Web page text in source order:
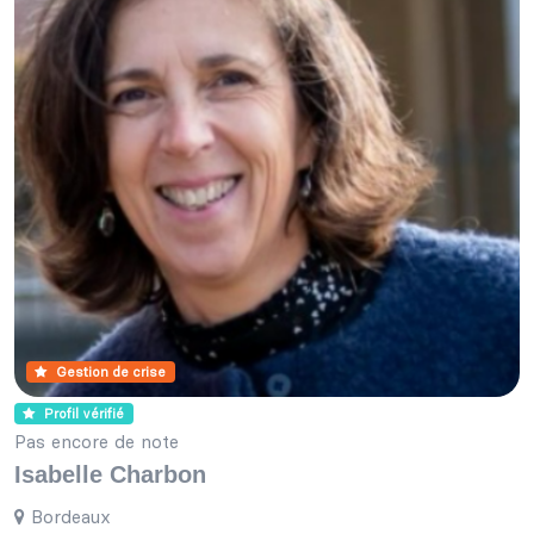
Gestion de crise
Profil vérifié
Pas encore de note
Isabelle Charbon
Bordeaux